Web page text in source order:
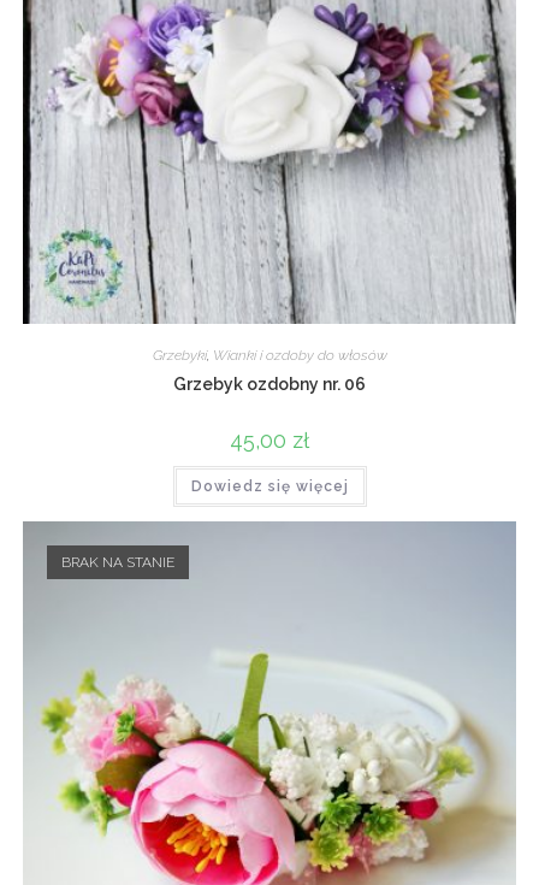
Grzebyki, Wianki i ozdoby do włosów
Grzebyk ozdobny nr. 06
45,00 zł
Dowiedz się więcej
BRAK NA STANIE